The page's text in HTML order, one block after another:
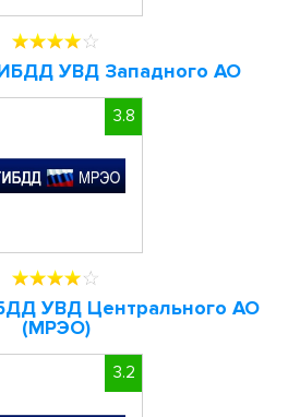
УВД Западного АО
3.8
УВД Центрального АО
(МРЭО)
3.2